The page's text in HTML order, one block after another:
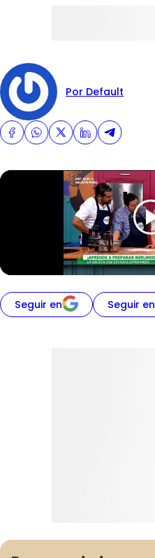
Por Default
Seguir en Seguir en